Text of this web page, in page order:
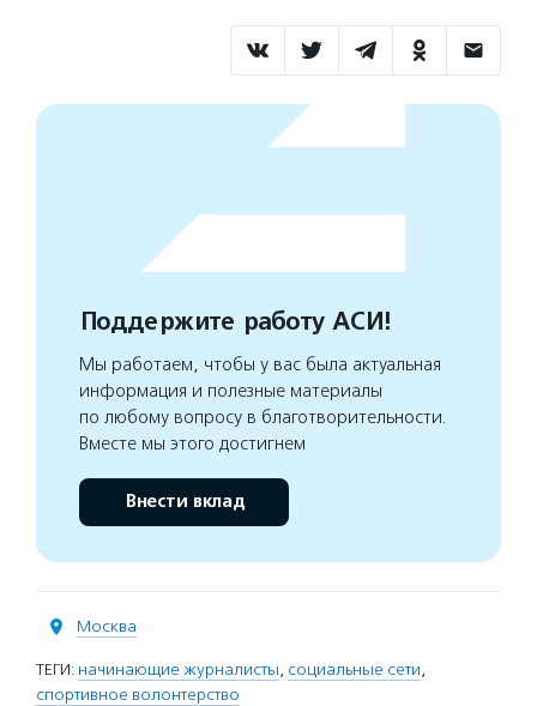
Поддержите работу АСИ!
Мы работаем, чтобы у вас была актуальная
информация и полезные материалы
по любому вопросу в благотворительности.
Вместе мы этого достигнем
Внести вклад
Москва
ТЕГИ: начинающие журналисты, социальные сети,
спортивное волонтерство